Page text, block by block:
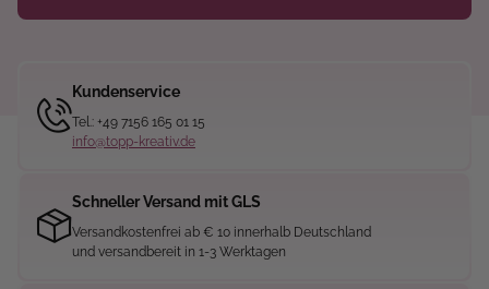
Kundenservice
Tel.: +49 7156 165 01 15
info@topp-kreativ.de
Schneller Versand mit GLS
Versandkostenfrei ab € 10 innerhalb Deutschland
und versandbereit in 1-3 Werktagen